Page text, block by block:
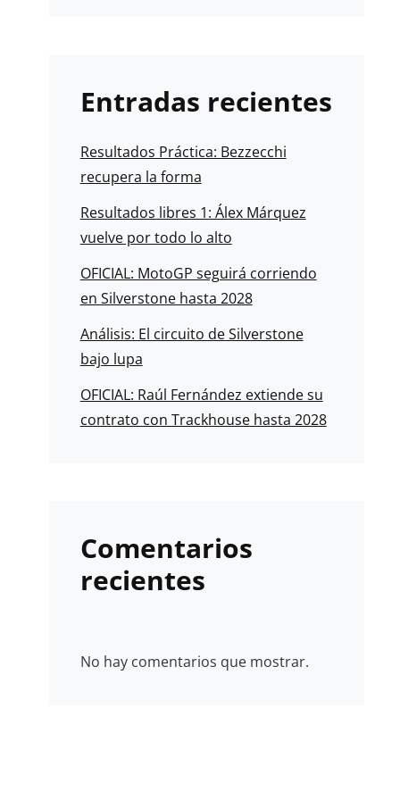
Entradas recientes
Resultados Práctica: Bezzecchi
recupera la forma
Resultados libres 1: Álex Márquez
vuelve por todo lo alto
OFICIAL: MotoGP seguirá corriendo
en Silverstone hasta 2028
Análisis: El circuito de Silverstone
bajo lupa
OFICIAL: Raúl Fernández extiende su
contrato con Trackhouse hasta 2028
Comentarios
recientes
No hay comentarios que mostrar.